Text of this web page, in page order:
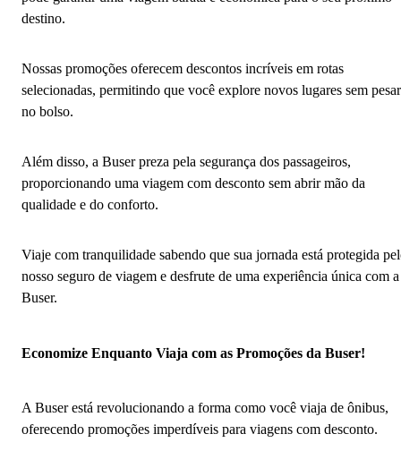
destino.
Nossas promoções oferecem descontos incríveis em rotas
selecionadas, permitindo que você explore novos lugares sem pesar
no bolso.
Além disso, a Buser preza pela segurança dos passageiros,
proporcionando uma viagem com desconto sem abrir mão da
qualidade e do conforto.
Viaje com tranquilidade sabendo que sua jornada está protegida
nosso seguro de viagem e desfrute de uma experiência única com a
Buser.
Economize Enquanto Viaja com as Promoções da Buser!
A Buser está revolucionando a forma como você viaja de ônibus,
oferecendo promoções imperdíveis para viagens com desconto.